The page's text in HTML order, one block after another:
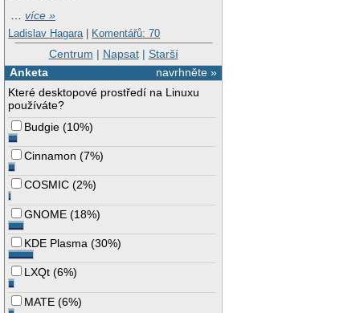
…více »
Ladislav Hagara | Komentářů: 70
Centrum | Napsat| Starší
navrhněte »
Anketa
Které desktopové prostředí na Linuxu
používáte?
Budgie (10%)
Cinnamon (7%)
COSMIC (2%)
GNOME (18%)
KDE Plasma (30%)
LXQt (6%)
MATE (6%)